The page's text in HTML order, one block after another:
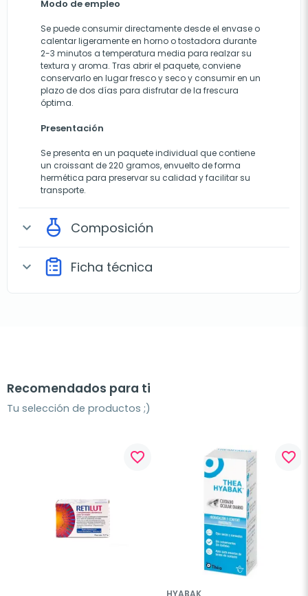
Modo de empleo
Se puede consumir directamente desde el envase o
calentar ligeramente en horno o tostadora durante
2-3 minutos a temperatura media para realzar su
textura y aroma. Tras abrir el paquete, conviene
conservarlo en lugar fresco y seco y consumir en un
plazo de dos días para disfrutar de la frescura
óptima.
Presentación
Se presenta en un paquete individual que contiene
un croissant de 220 gramos, envuelto de forma
hermética para preservar su calidad y facilitar su
transporte.
expand_more Composición
expand_more Ficha técnica
Recomendados para ti
Tu selección de productos ;)
favorite_border favorite_border